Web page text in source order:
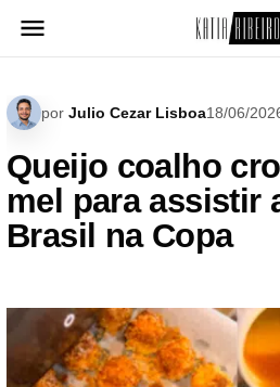
para
por Julio Cezar Lisboa18/06/
Queijo coalho
mel para assistir
Brasil na Copa